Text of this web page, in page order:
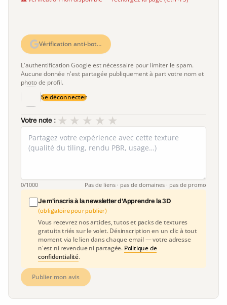
Vérification anti-bot…
L'authentification Google est nécessaire pour limiter le spam.
Aucune donnée n'est partagée publiquement à part votre nom et
photo de profil.
Se déconnecter
Votre note : ★
★
★
★
★
0/1000 Pas de liens · pas de domaines · pas de promo
Je m'inscris à la newsletter d'Apprendre la 3D
(obligatoire pour publier)
Vous recevrez nos articles, tutos et packs de textures
gratuits triés sur le volet. Désinscription en un clic à tout
moment via le lien dans chaque email — votre adresse
n'est ni revendue ni partagée. Politique de
confidentialité.
Publier mon avis